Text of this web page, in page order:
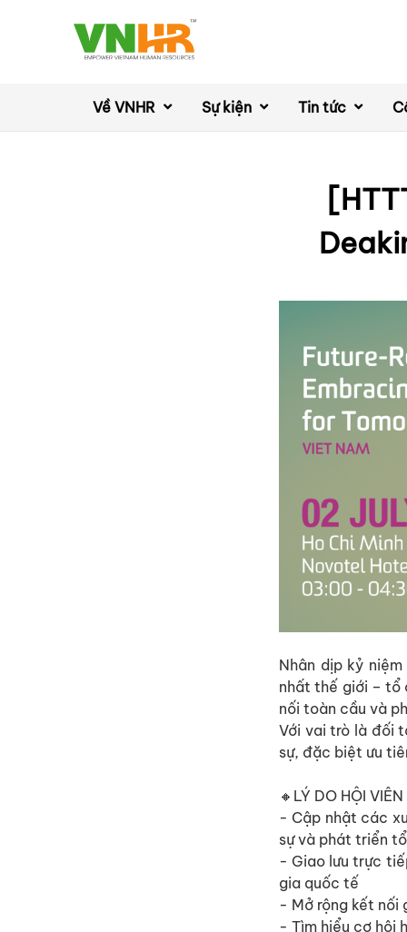
Về VNHR Sự kiện Tin tức
Nhân dịp kỷ
nhất thế giới – tổ
nối toàn cầu và
Với vai trò là đối
sự, đặc biệt ưu
🔸LÝ DO HỘI
- Cập nhật các
sự và phát triển
- Giao lưu trực
gia quốc tế
- Mở rộng kết nối
- Tìm hiểu cơ hội